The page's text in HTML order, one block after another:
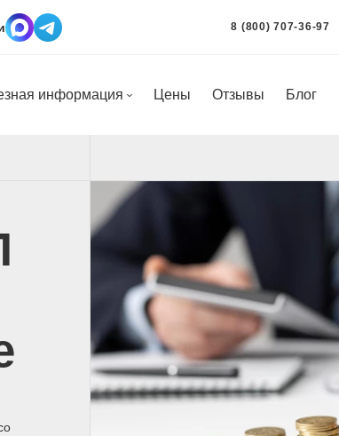
8 (800) 707-36-97
информация Цены Отзывы Блог